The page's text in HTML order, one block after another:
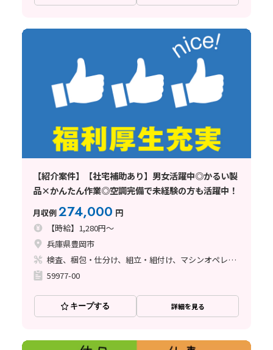
【紹介案件】【社宅補助あり】男女活躍中◎かるい製
品×かんたん作業◎空調完備で未経験の方も活躍中！
月収例274,000 円
【時給】1,280円～
兵庫県豊岡市
検査、梱包・仕分け、組立・組付け、マシンオペレーター
59977-00
キープする 詳細を見る